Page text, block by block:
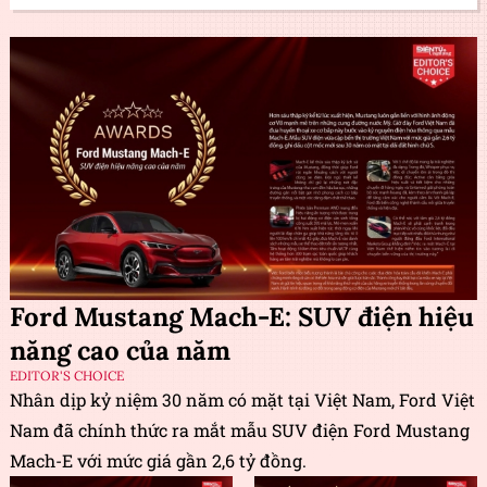
Ford Mustang Mach-E: SUV điện hiệu
năng cao của năm
EDITOR'S CHOICE
Nhân dịp kỷ niệm 30 năm có mặt tại Việt Nam, Ford Việt
Nam đã chính thức ra mắt mẫu SUV điện Ford Mustang
Mach-E với mức giá gần 2,6 tỷ đồng.